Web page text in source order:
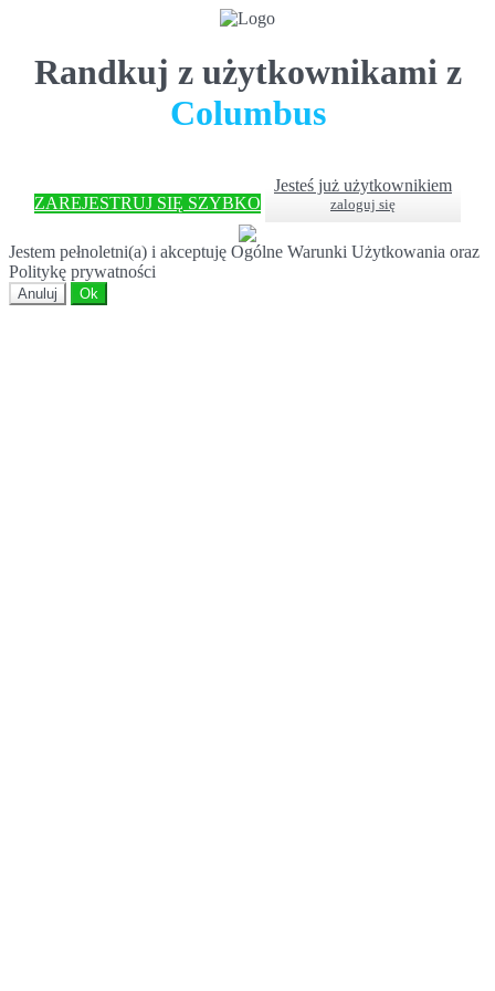
Randkuj z użytkownikami z
Columbus
ZAREJESTRUJ SIĘ SZYBKO
Jesteś już użytkownikiem
zaloguj się
Jestem pełnoletni(a) i akceptuję Ogólne Warunki Użytkowania oraz
Politykę prywatności
Anuluj Ok